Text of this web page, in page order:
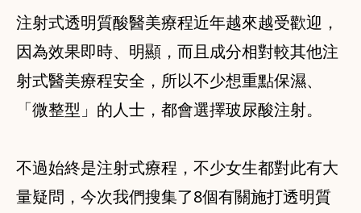
注射式透明質酸醫美療程近年越來越受歡迎，
因為效果即時、明顯，而且成分相對較其他注
射式醫美療程安全，所以不少想重點保濕、
「微整型」的人士，都會選擇玻尿酸注射。
不過始終是注射式療程，不少女生都對此有大
量疑問，今次我們搜集了8個有關施打透明質